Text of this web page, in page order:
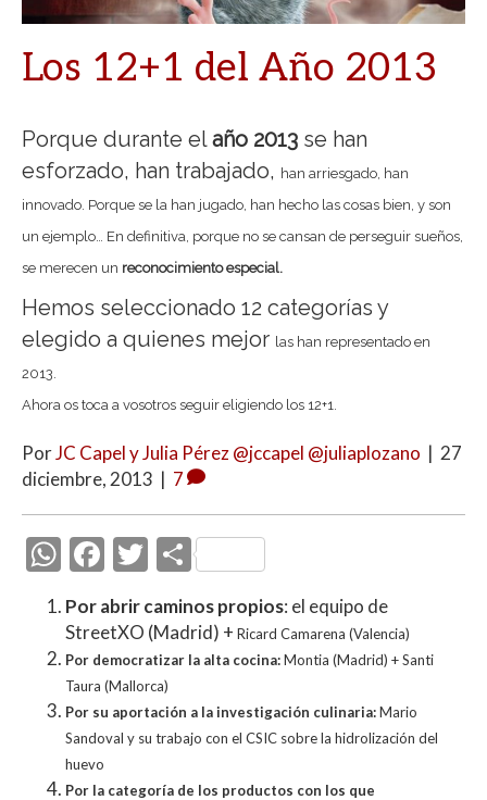
Los 12+1 del Año 2013
Porque durante elaño 2013 se han
esforzado, han trabajado, han arriesgado, han
innovado. Porque se la han jugado, han hecho las cosas bien, y son
un ejemplo… En definitiva, porque no se cansan de perseguir sueños,
se merecen un reconocimiento especial.
Hemos seleccionado 12 categorías y
elegido a quienes mejor las han representado en
2013.
Ahora os toca a vosotros seguir eligiendo los 12+1.
PorJC Capel y Julia Pérez @jccapel @juliaplozano | 27
diciembre, 2013 | 7
W
h
at
s
A
p
p
F
ac
e
b
o
o
T
itt
er
C
m
p
ti
Por abrir caminos propios: el equipo de
StreetXO (Madrid) + Ricard Camarena (Valencia)
Por democratizar la alta cocina:Montia (Madrid) + Santi
Taura (Mallorca)
Por su aportación a la investigación culinaria:Mario
Sandoval y su trabajo con el CSIC sobre la hidrolización del
huevo
Por la categoría de los productos con los que